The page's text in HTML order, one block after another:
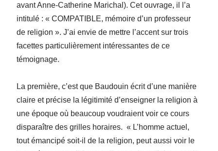
avant Anne-Catherine Marichal). Cet ouvrage, il l’a
intitulé : « COMPATIBLE, mémoire d’un professeur
de religion ». J’ai envie de mettre l’accent sur trois
facettes particulièrement intéressantes de ce
témoignage.
La première, c’est que Baudouin écrit d’une manière
claire et précise la légitimité d’enseigner la religion à
une époque où beaucoup voudraient voir ce cours
disparaître des grilles horaires. « L’homme actuel,
tout émancipé soit-il de la religion, peut aussi voir le